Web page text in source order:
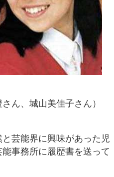
ん、城山美佳子さん）
芸能界に興味があった児
事務所に履歴書を送って